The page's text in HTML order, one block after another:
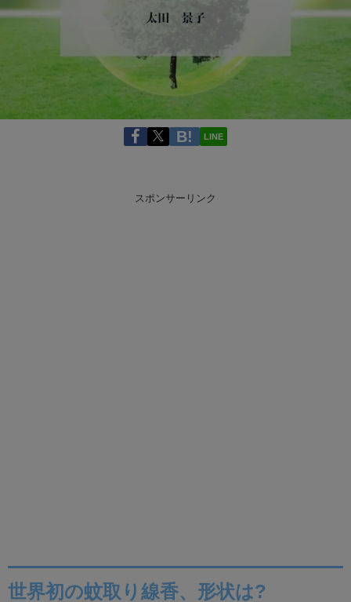
LINE
スポンサーリンク
世界初の蚊取り線香、形状は?